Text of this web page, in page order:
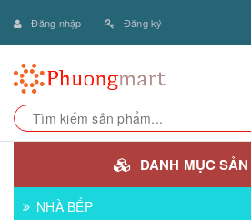
Đăng nhập Đăng ký
DANH MỤC
NHÀ BẾP